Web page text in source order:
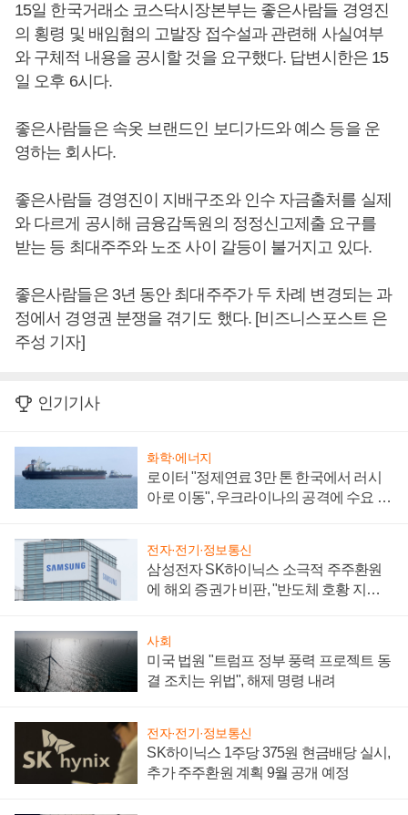
15일 한국거래소 코스닥시장본부는 좋은사람들 경영진
의 횡령 및 배임혐의 고발장 접수설과 관련해 사실여부
와 구체적 내용을 공시할 것을 요구했다. 답변시한은 15
일 오후 6시다.
좋은사람들은 속옷 브랜드인 보디가드와 예스 등을 운
영하는 회사다.
좋은사람들 경영진이 지배구조와 인수 자금출처를 실제
와 다르게 공시해 금융감독원의 정정신고제출 요구를
받는 등 최대주주와 노조 사이 갈등이 불거지고 있다.
좋은사람들은 3년 동안 최대주주가 두 차례 변경되는 과
정에서 경영권 분쟁을 겪기도 했다. [비즈니스포스트 은
주성 기자]
인기기사
화학·에너지
로이터 "정제연료 3만 톤 한국에서 러시
아로 이동", 우크라이나의 공격에 수요 늘
전자·전기·정보통신
삼성전자 SK하이닉스 소극적 주주환원
에 해외 증권가 비판, "반도체 호황 지속
사회
미국 법원 "트럼프 정부 풍력 프로젝트 동
결 조치는 위법", 해제 명령 내려
전자·전기·정보통신
SK하이닉스 1주당 375원 현금배당 실시,
추가 주주환원 계획 9월 공개 예정